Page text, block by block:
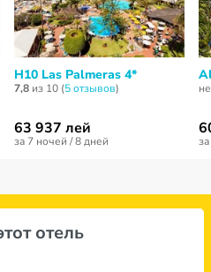
H10 Las Palmeras 4*
7,8из 10 (5 отзывов)
63 937 лей
за 7 ночей / 8 дней
отель